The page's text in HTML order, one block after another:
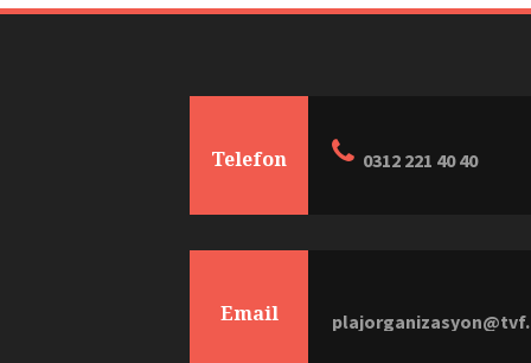
Telefon 0312 221 40 40
Email